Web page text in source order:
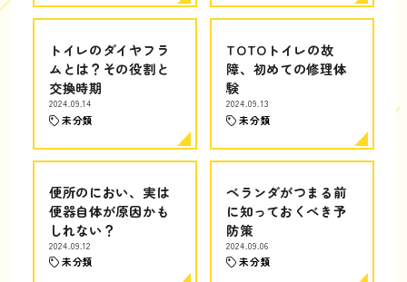
トイレのダイヤフラ
ムとは？その役割と
交換時期
2024.09.14
未分類
TOTOトイレの故
障、初めての修理体
験
2024.09.13
未分類
便所のにおい、実は
便器自体が原因かも
しれない？
2024.09.12
未分類
ベランダがつまる前
に知っておくべき予
防策
2024.09.06
未分類